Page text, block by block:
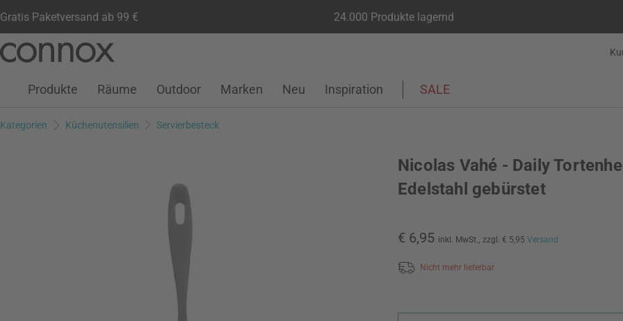
Gratis Paketversand ab 99 € 24.000 Produkte lagernd
Seiteninhalt
Suchfeld
Kundenkonto
Wunschliste
Warenkorb
Produkte Räume Outdoor Marken Neu Inspiration SALE
Kategorien Küchenutensilien Servierbesteck
Nicolas Vahé - Daily
Edelstahl gebürstet
€ 6,95 inkl. MwSt., zzgl. € 5,95 Versand
Nicht mehr lieferbar